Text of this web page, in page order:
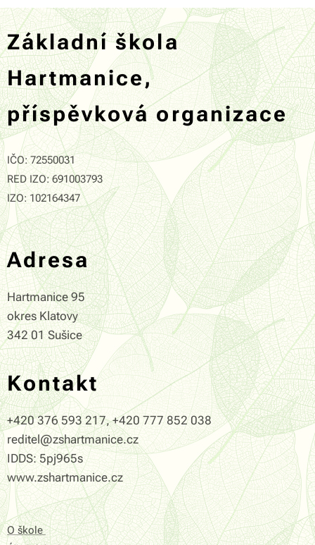
Základní škola
Hartmanice,
příspěvková organizace
IČO: 72550031
RED IZO: 691003793
IZO: 102164347
Adresa
Hartmanice 95
okres Klatovy
342 01 Sušice
Kontakt
+420 376 593 217, +420 777 852 038
reditel@zshartmanice.cz
IDDS: 5pj965s
www.zshartmanice.cz
O škole